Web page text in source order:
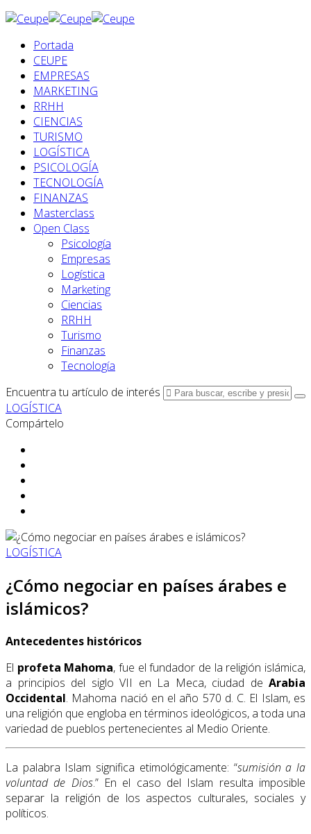
Portada
CEUPE
EMPRESAS
MARKETING
RRHH
CIENCIAS
TURISMO
LOGÍSTICA
PSICOLOGÍA
TECNOLOGÍA
FINANZAS
Masterclass
Open Class
Psicología
Empresas
Logística
Marketing
Ciencias
RRHH
Turismo
Finanzas
Tecnología
Encuentra tu artículo de interés
LOGÍSTICA
Compártelo
LOGÍSTICA
¿Cómo negociar en países árabes e
islámicos?
Antecedentes históricos
El profeta Mahoma, fue el fundador de la religión islámica,
a principios del siglo VII en La Meca, ciudad de Arabia
Occidental. Mahoma nació en el año 570 d. C. El Islam, es
una religión que engloba en términos ideológicos, a toda una
variedad de pueblos pertenecientes al Medio Oriente.
La palabra Islam significa etimológicamente: “sumisión a la
voluntad de Dios.” En el caso del Islam resulta imposible
separar la religión de los aspectos culturales, sociales y
políticos.